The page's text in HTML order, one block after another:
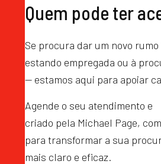
Quem pode ter
Se procura dar um novo
estando empregada ou à
— estamos aqui para apoiar
Agende o seu atendimento e
criado pela Michael Page,
para transformar a sua
mais claro e eficaz.